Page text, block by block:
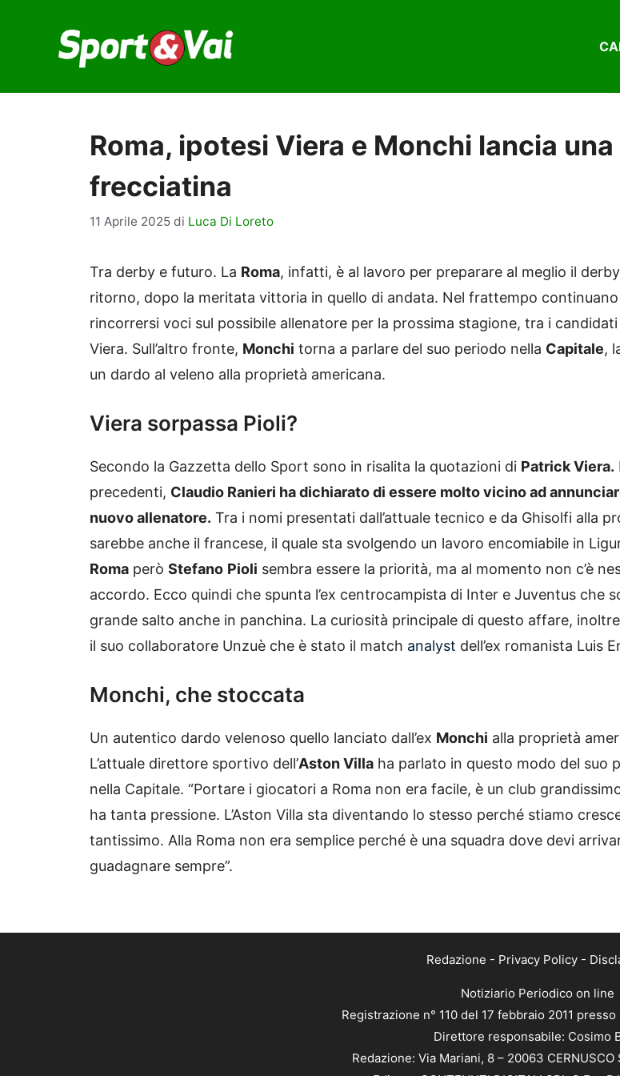
contenuto
Roma, ipotesi Viera e Monchi lancia una
frecciatina
11 Aprile 2025 di Luca Di Loreto
Tra derby e futuro. La Roma, infatti, è al lavoro per preparare al meglio il
ritorno, dopo la meritata vittoria in quello di andata. Nel frattempo continuano
rincorrersi voci sul possibile allenatore per la prossima stagione, tra i candidati
Viera. Sull’altro fronte, Monchi torna a parlare del suo periodo nella Capitale,
un dardo al veleno alla proprietà americana.
Viera sorpassa Pioli?
Secondo la Gazzetta dello Sport sono in risalita la quotazioni di Patrick Viera.
precedenti, Claudio Ranieri ha dichiarato di essere molto vicino ad
nuovo allenatore. Tra i nomi presentati dall’attuale tecnico e da Ghisolfi alla
sarebbe anche il francese, il quale sta svolgendo un lavoro encomiabile in
Roma però Stefano Pioli sembra essere la priorità, ma al momento non c’è
accordo. Ecco quindi che spunta l’ex centrocampista di Inter e Juventus che
grande salto anche in panchina. La curiosità principale di questo affare,
il suo collaboratore Unzuè che è stato il match analyst dell’ex romanista Luis
Monchi, che stoccata
Un autentico dardo velenoso quello lanciato dall’ex Monchi alla proprietà
L’attuale direttore sportivo dell’Aston Villa ha parlato in questo modo del suo
nella Capitale. “Portare i giocatori a Roma non era facile, è un club
ha tanta pressione. L’Aston Villa sta diventando lo stesso perché stiamo
tantissimo. Alla Roma non era semplice perché è una squadra dove devi
guadagnare sempre”.
Redazione - Privacy Policy-
Notiziario Periodico on line
Registrazione n° 110 del 17 febbraio 2011
Direttore responsabile: Cosimo
Redazione: Via Mariani, 8 – 20063 CERNUSCO